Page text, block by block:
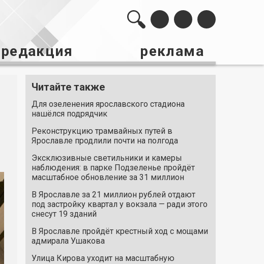
редакция реклама
Читайте также
Для озеленения ярославского стадиона
нашёлся подрядчик
Реконструкцию трамвайных путей в
Ярославле продлили почти на полгода
Эксклюзивные светильники и камеры
наблюдения: в парке Подзеленье пройдёт
масштабное обновление за 31 миллион
В Ярославле за 21 миллион рублей отдают
под застройку квартал у вокзала — ради этого
снесут 19 зданий
В Ярославле пройдёт крестный ход с мощами
адмирала Ушакова
Улица Кирова уходит на масштабную